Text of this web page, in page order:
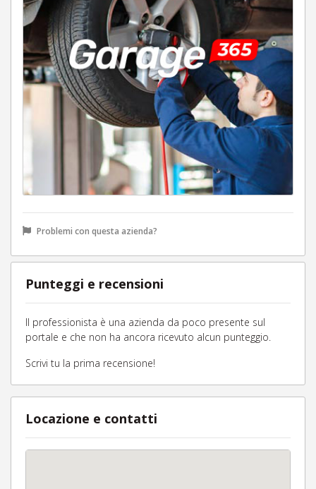
Problemi con questa azienda?
Punteggi e recensioni
Il professionista è una azienda da poco presente sul
portale e che non ha ancora ricevuto alcun punteggio.
Scrivi tu la prima recensione!
Locazione e contatti